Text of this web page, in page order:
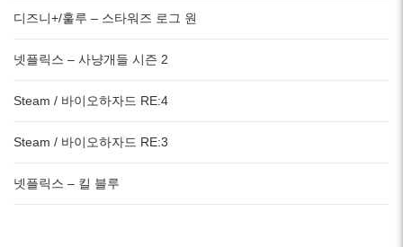
디즈니+/훌루 – 스타워즈 로그 원
넷플릭스 – 사냥개들 시즌 2
Steam / 바이오하자드 RE:4
Steam / 바이오하자드 RE:3
넷플릭스 – 킬 블루